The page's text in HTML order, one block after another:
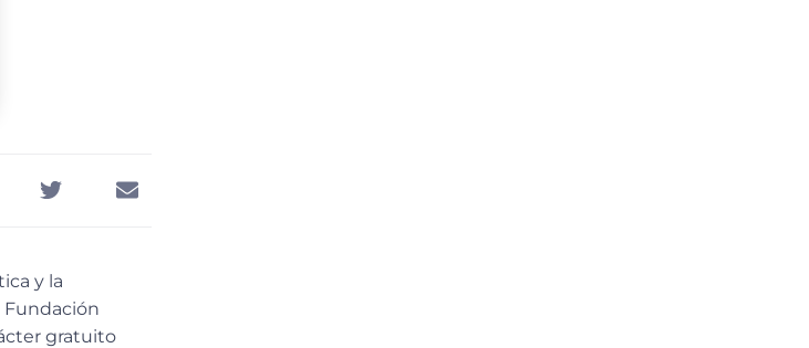
y la
Fundación
gratuito